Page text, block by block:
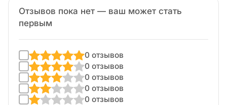
Отзывов пока нет — ваш может стать
первым
0 отзывов
0 отзывов
0 отзывов
0 отзывов
0 отзывов